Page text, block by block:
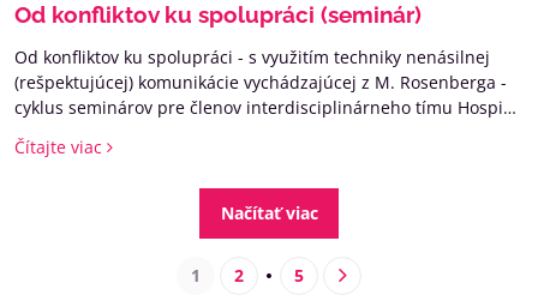
Od konfliktov ku spolupráci (seminár)
Od konfliktov ku spolupráci - s využitím techniky nenásilnej
(rešpektujúcej) komunikácie vychádzajúcej z M. Rosenberga -
cyklus seminárov pre členov interdisciplinárneho tímu Hospicu
Milosrdných sestier vedených Mgr. Evou Račkovou, PhD., ACC
Čítajte viac
Načítať viac
1 2 5